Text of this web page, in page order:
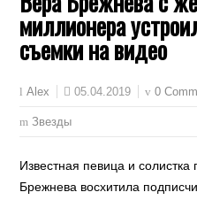
миллионера
съемки на видео
Alex 05.04.2019 0
Звезды
Известная певица и
Брежнева восхитила